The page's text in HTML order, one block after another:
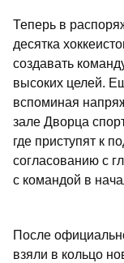
Теперь в
десятка
создавать
высоких целей.
вспоминая
зале Дворца
где приступят к
согласованию с
с командой в
После
взяли в кольцо